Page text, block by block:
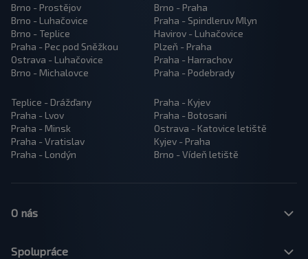
Brno - Prostějov
Brno - Luhačovice
Brno - Teplice
Praha - Pec pod Sněžkou
Ostrava - Luhačovice
Brno - Michalovce
Brno - Praha
Praha - Spindleruv Mlyn
Havirov - Luhačovice
Plzeň - Praha
Praha - Harrachov
Praha - Podebrady
Teplice - Drážďany
Praha - Lvov
Praha - Minsk
Praha - Vratislav
Praha - Londýn
Praha - Kyjev
Praha - Botosani
Ostrava - Katovice letiště
Kyjev - Praha
Brno - Vídeň letiště
O nás
Spolupráce